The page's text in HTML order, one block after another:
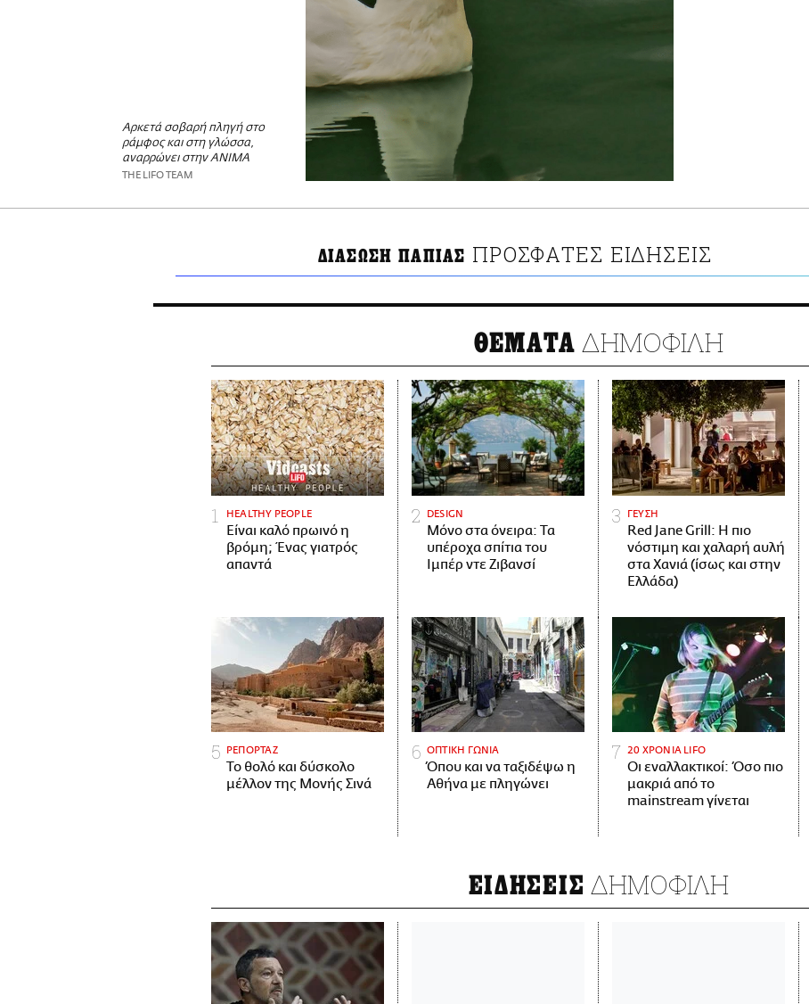
Αρκετά σοβαρή πληγή στο
ράμφος και στη γλώσσα,
αναρρώνει στην ΑΝΙΜΑ
THE LIFO TEAM
ΔΙΑΣΩΣΗ ΠΑΠΙΑΣ ΠΡΟΣΦΑΤΕΣ ΕΙΔΗΣΕΙΣ
ΘΕΜΑΤΑ ΔΗΜΟΦΙΛΗ
HEALTHY PEOPLE
Είναι καλό πρωινό η
βρόμη; Ένας γιατρός
απαντά
DESIGN
Μόνο στα όνειρα: Τα
υπέροχα σπίτια του
Ιμπέρ ντε Ζιβανσί
ΓΕΥΣΗ
Red Jane Grill: Η πιο
νόστιμη και χαλαρή αυλή
στα Χανιά (ίσως και στην
Ελλάδα)
ΡΕΠΟΡΤΑΖ
Το θολό και δύσκολο
μέλλον της Μονής Σινά
ΟΠΤΙΚΗ ΓΩΝΙΑ
Όπου και να ταξιδέψω η
Αθήνα με πληγώνει
20 ΧΡΟΝΙΑ LIFO
Οι εναλλακτικοί: Όσο πιο
μακριά από το
mainstream γίνεται
ΕΙΔΗΣΕΙΣ ΔΗΜΟΦΙΛΗ